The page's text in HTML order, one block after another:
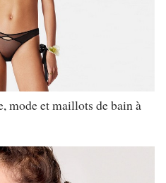
mode et maillots de bain à